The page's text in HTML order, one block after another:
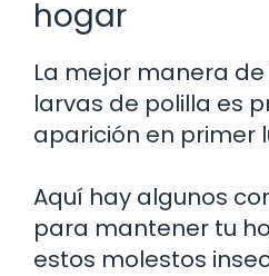
hogar
La mejor manera
larvas de polilla es
aparición en primer
Aquí hay algunos
para mantener tu
estos molestos